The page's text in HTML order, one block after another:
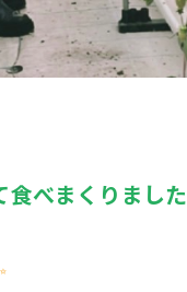
食べまくりました